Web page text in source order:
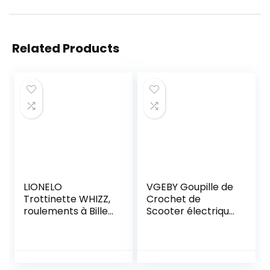
Related Products
LIONELO
Trottinette WHIZZ,
roulements à Billes
VGEBY Goupille de
Crochet de
Scooter électrique